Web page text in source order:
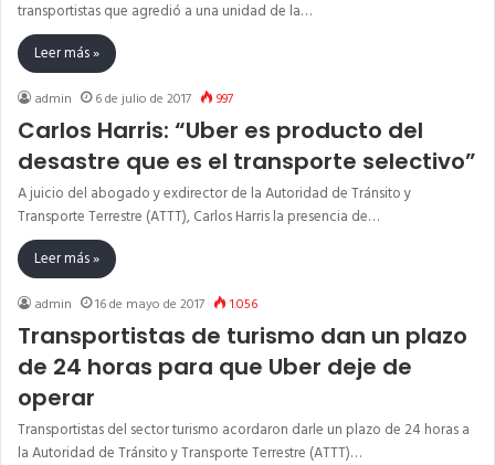
transportistas que agredió a una unidad de la…
Leer más »
admin 6 de julio de 2017 997
Carlos Harris: “Uber es producto del
desastre que es el transporte selectivo”
A juicio del abogado y exdirector de la Autoridad de Tránsito y
Transporte Terrestre (ATTT), Carlos Harris la presencia de…
Leer más »
admin 16 de mayo de 2017 1.056
Transportistas de turismo dan un plazo
de 24 horas para que Uber deje de
operar
Transportistas del sector turismo acordaron darle un plazo de 24 horas a
la Autoridad de Tránsito y Transporte Terrestre (ATTT)…